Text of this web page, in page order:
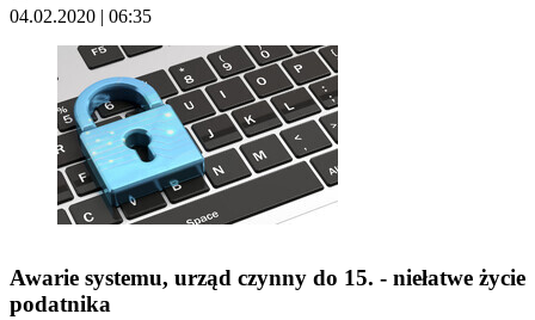
04.02.2020 | 06:35
Awarie systemu, urząd czynny do 15. - niełatwe życie
podatnika